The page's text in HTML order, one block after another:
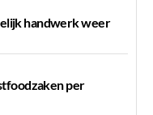
handwerk weer
per